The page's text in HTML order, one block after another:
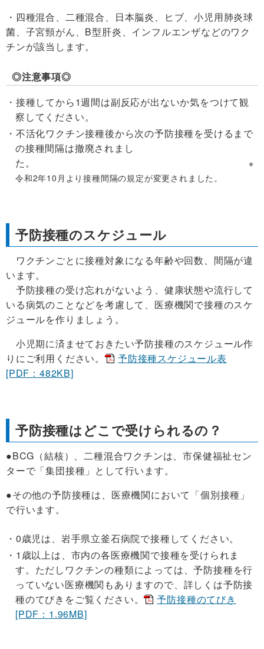
・四種混合、二種混合、日本脳炎、ヒブ、小児用肺炎球
菌、子宮頸がん、B型肝炎、インフルエンザなどのワク
チンが該当します。
◎注意事項◎
接種してから1週間は副反応が出ないか気をつけて観
察してください。
不活化ワクチン接種後から次の予防接種を受けるまで
の接種間隔は撤廃されまし
た。
※
令和2年10月より接種間隔の規定が変更されました。
予防接種のスケジュール
ワクチンごとに接種対象になる年齢や回数、間隔が違
います。
予防接種の受け忘れがないよう、健康状態や流行して
いる病気のことなどを考慮して、医療機関で接種のスケ
ジュールを作りましょう。
小児期に済ませておきたい予防接種のスケジュール作
りにご利用ください。
予防接種スケジュール表
[PDF：482KB]
予防接種はどこで受けられるの？
●BCG（結核）、二種混合ワクチンは、市保健福祉セン
ターで「集団接種」として行います。
●その他の予防接種は、医療機関において「個別接種」
で行います。
0歳児は、岩手県立釜石病院で接種してください。
1歳以上は、市内の各医療機関で接種を受けられま
す。ただしワクチンの種類によっては、予防接種を行
っていない医療機関もありますので、詳しくは予防接
種のてびきをご覧ください。
予防接種のてびき
[PDF：1.96MB]